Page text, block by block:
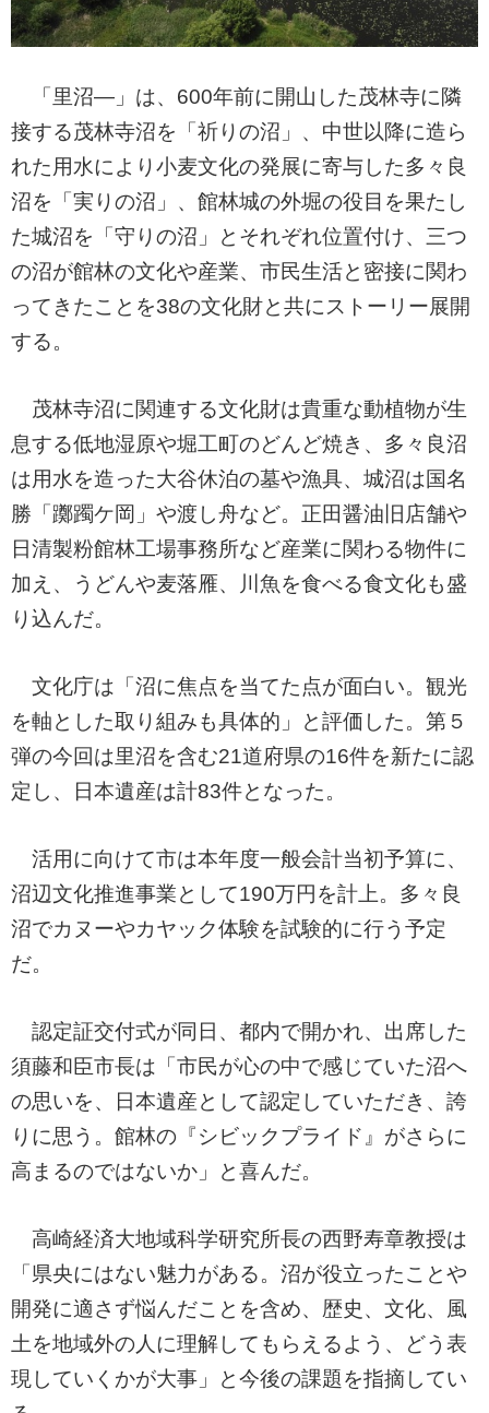
「里沼―」は、600年前に開山した茂林寺に隣
接する茂林寺沼を「祈りの沼」、中世以降に造ら
れた用水により小麦文化の発展に寄与した多々良
沼を「実りの沼」、館林城の外堀の役目を果たし
た城沼を「守りの沼」とそれぞれ位置付け、三つ
の沼が館林の文化や産業、市民生活と密接に関わ
ってきたことを38の文化財と共にストーリー展開
する。
茂林寺沼に関連する文化財は貴重な動植物が生
息する低地湿原や堀工町のどんど焼き、多々良沼
は用水を造った大谷休泊の墓や漁具、城沼は国名
勝「躑躅ケ岡」や渡し舟など。正田醤油旧店舗や
日清製粉館林工場事務所など産業に関わる物件に
加え、うどんや麦落雁、川魚を食べる食文化も盛
り込んだ。
文化庁は「沼に焦点を当てた点が面白い。観光
を軸とした取り組みも具体的」と評価した。第５
弾の今回は里沼を含む21道府県の16件を新たに認
定し、日本遺産は計83件となった。
活用に向けて市は本年度一般会計当初予算に、
沼辺文化推進事業として190万円を計上。多々良
沼でカヌーやカヤック体験を試験的に行う予定
だ。
認定証交付式が同日、都内で開かれ、出席した
須藤和臣市長は「市民が心の中で感じていた沼へ
の思いを、日本遺産として認定していただき、誇
りに思う。館林の『シビックプライド』がさらに
高まるのではないか」と喜んだ。
高崎経済大地域科学研究所長の西野寿章教授は
「県央にはない魅力がある。沼が役立ったことや
開発に適さず悩んだことを含め、歴史、文化、風
土を地域外の人に理解してもらえるよう、どう表
現していくかが大事」と今後の課題を指摘してい